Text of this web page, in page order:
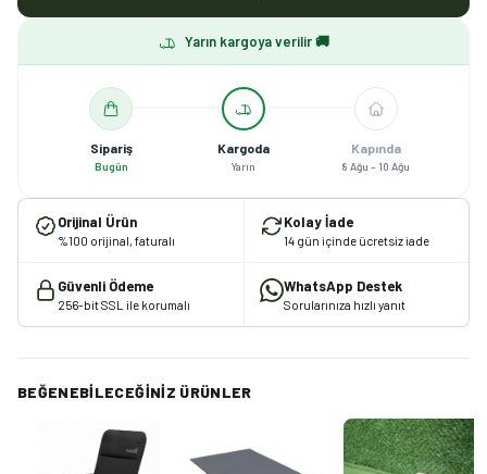
Yarın kargoya verilir 🚚
Sipariş
Bugün
Kargoda
Yarın
Kapında
8 Ağu – 10 Ağu
Orijinal Ürün
%100 orijinal, faturalı
Kolay İade
14 gün içinde ücretsiz iade
Güvenli Ödeme
256-bit SSL ile korumalı
WhatsApp Destek
Sorularınıza hızlı yanıt
BEĞENEBILECEĞINIZ ÜRÜNLER